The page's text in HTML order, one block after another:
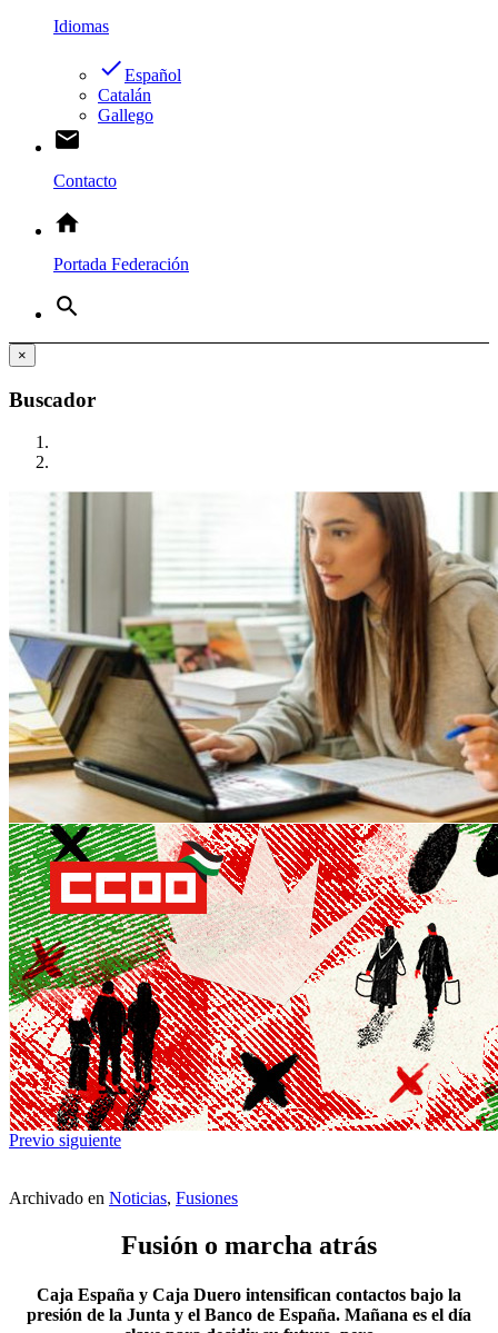
Idiomas
doneEspañol
Catalán
Gallego
email
Contacto
home
Portada Federación
search
×
Buscador
Previo siguiente
Archivado en Noticias, Fusiones
Fusión o marcha atrás
Caja España y Caja Duero intensifican contactos bajo la
presión de la Junta y el Banco de España. Mañana es el día